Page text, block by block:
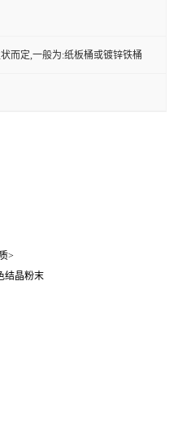
而定,一般为:纸板桶或镀锌铁桶
>
结晶粉末